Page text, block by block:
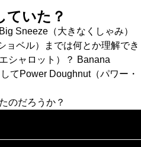
ていた？
Sneeze（大きなくしゃみ）
ョベル）までは何とか理解でき
シャロット）？ Banana
てPower Doughnut（パワー・
のだろうか？